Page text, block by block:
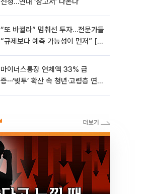
“또 바뀔라” 멈춰선 투자…전문가들
“규제보다 예측 가능성이 먼저” [흔
마이너스통장 연체액 33% 급
증⋯‘빚투’ 확산 속 청년·고령층 연체